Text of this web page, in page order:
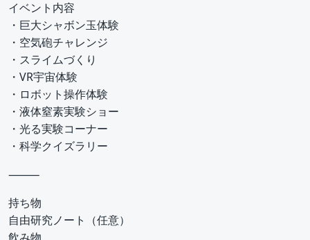
イベント内容
・巨大シャボン玉体験
・空気砲チャレンジ
・スライムづくり
・VR宇宙体験
・ロボット操作体験
・液体窒素実験ショー
・光る実験コーナー
・科学クイズラリー
⸻
持ち物
自由研究ノート（任意）